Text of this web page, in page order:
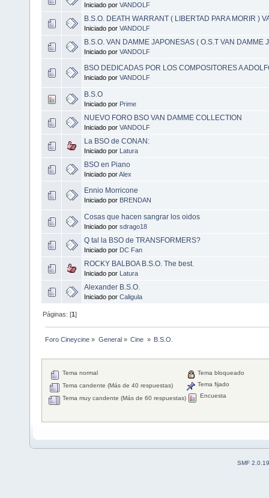
Iniciado por VANDOLF
B.S.O. DEATH WARRANT ( LIBERTAD PARA MORIR )
Iniciado por VANDOLF
B.S.O. VAN DAMME JAPONESAS ( O.S.T VAN DAMME
Iniciado por VANDOLF
BSO DEDICADAS POR LOS COMPOSITORES A
Iniciado por VANDOLF
B.S.O
Iniciado por Prime
NUEVO FORO BSO VAN DAMME COLLECTION
Iniciado por VANDOLF
La BSO de CONAN:
Iniciado por Latura
BSO en Piano
Iniciado porAlex
Ennio Morricone
Iniciado por BRENDAN
Cosas que hacen sangrar los oidos
Iniciado por sdrago18
Q tal la BSO de TRANSFORMERS?
Iniciado por DC Fan
ROCKY BALBOA B.S.O. The best.
Iniciado por Latura
Alexander B.S.O.
Iniciado por Caligula
Páginas: [1]
Foro Cineycine » General» Cine » B.S.O.
Tema normal
Tema candente (Más de 40 respuestas)
Tema muy candente (Más de 60 respuestas)
Tema bloqueado
Tema fijado
Encuesta
SMF 2.0.19